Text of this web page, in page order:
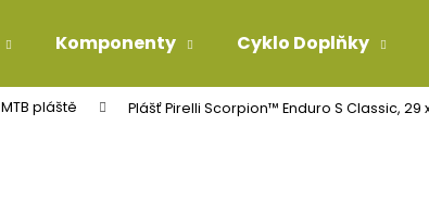
Komponenty Cyklo Doplňky
MTB pláště Plášť Pirelli Scorpion™ Enduro S Classic, 29
Co potřebujete najít?